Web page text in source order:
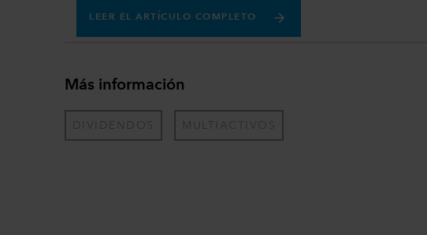
LEER EL ARTÍCULO COMPLETO
Más información
DIVIDENDOS MULTIACTIVOS